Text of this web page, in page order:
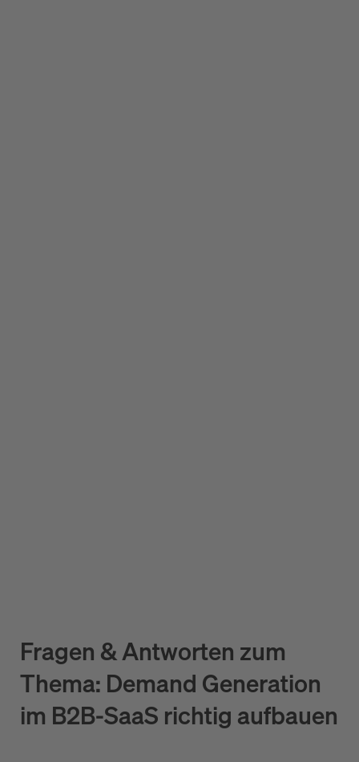
Fragen & Antworten zum
Thema: Demand Generation
im B2B-SaaS richtig aufbauen